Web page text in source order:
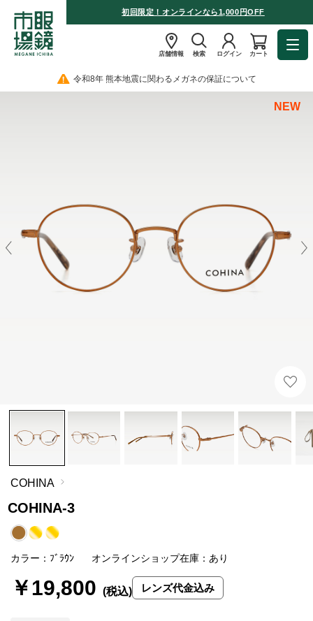
初回限定！オンラインなら1,000円OFF
店舗情報 検索 ログイン カート
令和8年 熊本地震に関わるメガネの保証について
NEW
COHINA
COHINA-3
カラー：ﾌﾞﾗｳﾝ オンラインショップ在庫：あり
￥19,800 レンズ代金込み